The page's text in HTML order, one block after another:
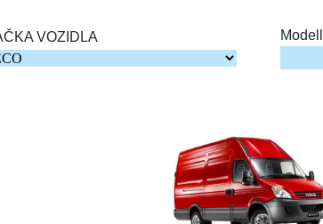
VOZIDLA
Modell